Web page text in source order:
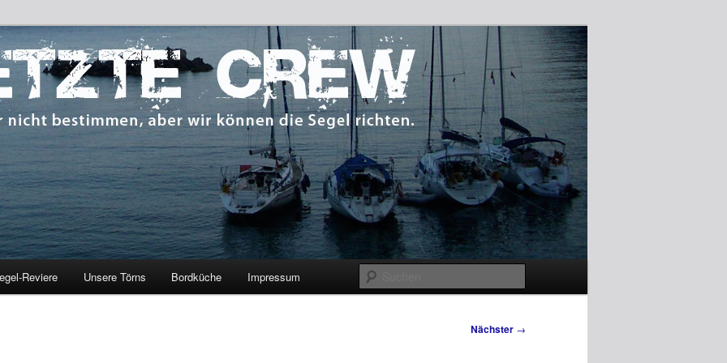
aber wir können die Segel richten.
Reviere Unsere Törns Bordküche Impressum
Nächster →